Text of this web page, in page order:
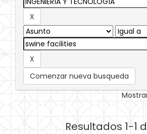
Comenzar nueva busqueda
Resultados 1-1